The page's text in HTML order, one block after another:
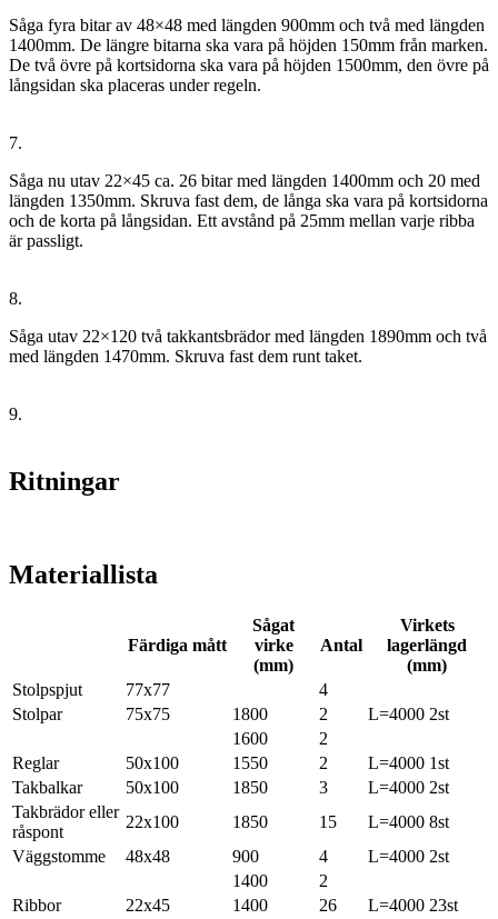
Såga fyra bitar av 48×48 med längden 900mm och två med längden
1400mm. De längre bitarna ska vara på höjden 150mm från marken.
De två övre på kortsidorna ska vara på höjden 1500mm, den övre på
långsidan ska placeras under regeln.
7.
Såga nu utav 22×45 ca. 26 bitar med längden 1400mm och 20 med
längden 1350mm. Skruva fast dem, de långa ska vara på kortsidorna
och de korta på långsidan. Ett avstånd på 25mm mellan varje ribba
är passligt.
8.
Såga utav 22×120 två takkantsbrädor med längden 1890mm och två
med längden 1470mm. Skruva fast dem runt taket.
9.
Ritningar
Materiallista
Färdiga mått
Sågat
virke
(mm)
Antal
Virkets
lagerlängd
(mm)
Stolpspjut
77x77
4
Stolpar
75x75 1800 2
L=4000 2st
1600
2
Reglar
50x100 1550 2
L=4000 1st
Takbalkar
50x100 1850 3
L=4000 2st
Takbrädor eller
råspont
22x100 1850 15
L=4000 8st
Väggstomme
48x48 900 4
L=4000 2st
1400
2
Ribbor
22x45 1400 26
L=4000 23st